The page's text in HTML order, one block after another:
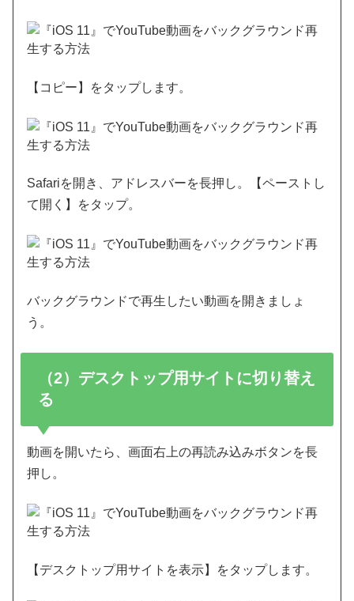
【コピー】をタップします。
Safariを開き、アドレスバーを長押し。【ペーストし
て開く】をタップ。
バックグラウンドで再生したい動画を開きましょ
う。
（2）デスクトップ用サイトに切り替え
る
動画を開いたら、画面右上の再読み込みボタンを長
押し。
【デスクトップ用サイトを表示】をタップします。